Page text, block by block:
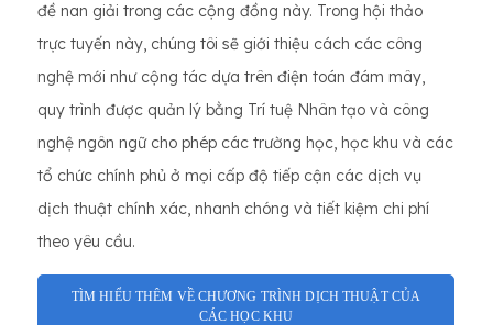
đề nan giải trong các cộng đồng này. Trong hội thảo
trực tuyến này, chúng tôi sẽ giới thiệu cách các công
nghệ mới như cộng tác dựa trên điện toán đám mây,
quy trình được quản lý bằng Trí tuệ Nhân tạo và công
nghệ ngôn ngữ cho phép các trường học, học khu và các
tổ chức chính phủ ở mọi cấp độ tiếp cận các dịch vụ
dịch thuật chính xác, nhanh chóng và tiết kiệm chi phí
theo yêu cầu.
TÌM HIỂU THÊM VỀ CHƯƠNG TRÌNH DỊCH THUẬT CỦA
CÁC HỌC KHU